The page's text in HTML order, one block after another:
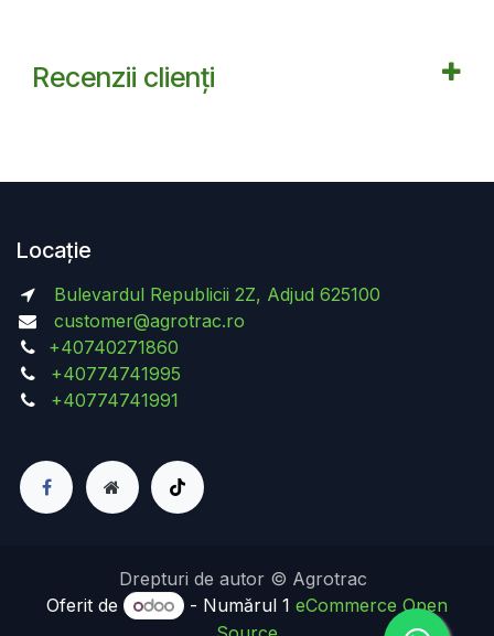
Recenzii clienți
Locație
Bulevardul Republicii 2Z, Adjud 625100
customer@agrotrac.ro
+40740271860
+40774741995
+40774741991
Drepturi de autor © Agrotrac
Oferit de
- Numărul 1 eCommerce Open